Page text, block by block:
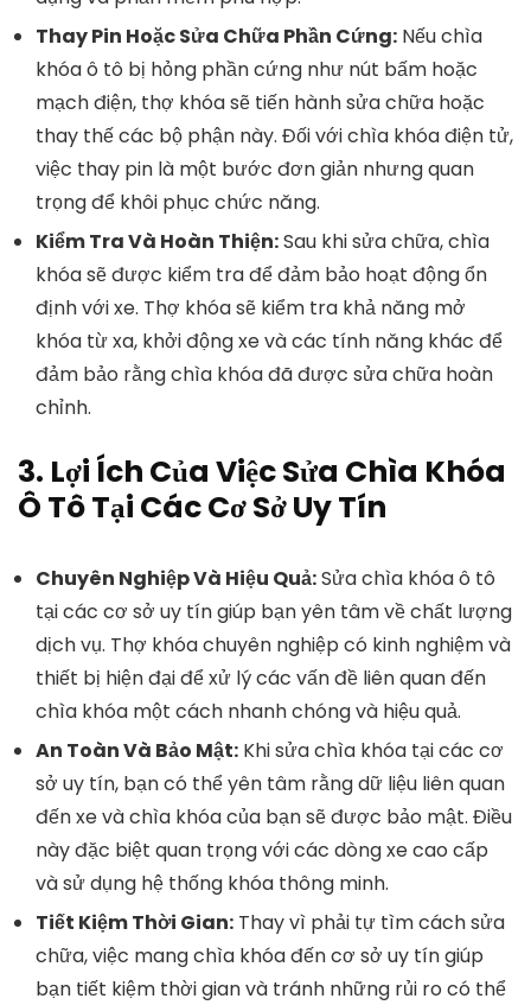
Thay Pin Hoặc Sửa Chữa Phần Cứng: Nếu chìa
khóa ô tô bị hỏng phần cứng như nút bấm hoặc
mạch điện, thợ khóa sẽ tiến hành sửa chữa hoặc
thay thế các bộ phận này. Đối với chìa khóa điện tử,
việc thay pin là một bước đơn giản nhưng quan
trọng để khôi phục chức năng.
Kiểm Tra Và Hoàn Thiện:Sau khi sửa chữa, chìa
khóa sẽ được kiểm tra để đảm bảo hoạt động ổn
định với xe. Thợ khóa sẽ kiểm tra khả năng mở
khóa từ xa, khởi động xe và các tính năng khác để
đảm bảo rằng chìa khóa đã được sửa chữa hoàn
chỉnh.
3. Lợi Ích Của Việc Sửa Chìa Khóa
Ô Tô Tại Các Cơ Sở Uy Tín
Chuyên Nghiệp Và Hiệu Quả:Sửa chìa khóa ô tô
tại các cơ sở uy tín giúp bạn yên tâm về chất lượng
dịch vụ. Thợ khóa chuyên nghiệp có kinh nghiệm và
thiết bị hiện đại để xử lý các vấn đề liên quan đến
chìa khóa một cách nhanh chóng và hiệu quả.
An Toàn Và Bảo Mật: Khi sửa chìa khóa tại các cơ
sở uy tín, bạn có thể yên tâm rằng dữ liệu liên quan
đến xe và chìa khóa của bạn sẽ được bảo mật. Điều
này đặc biệt quan trọng với các dòng xe cao cấp
và sử dụng hệ thống khóa thông minh.
Tiết Kiệm Thời Gian: Thay vì phải tự tìm cách sửa
chữa, việc mang chìa khóa đến cơ sở uy tín giúp
bạn tiết kiệm thời gian và tránh những rủi ro có thể